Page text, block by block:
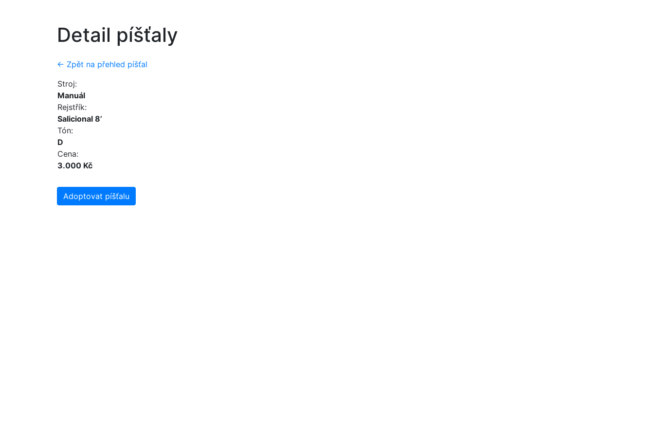
Detail píšťaly
← Zpět na přehled píšťal
Stroj:
Manuál
Rejstřík:
Salicional 8’
Tón:
D
Cena:
3.000 Kč
Adoptovat píšťalu